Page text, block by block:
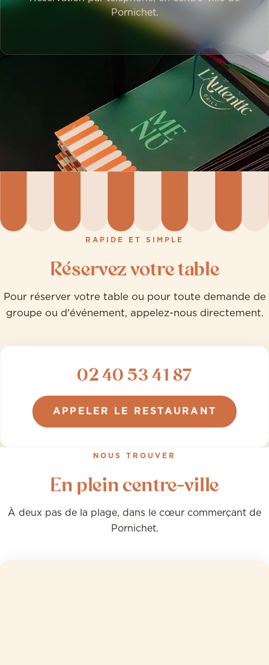
Pornichet.
RAPIDE ET SIMPLE
Réservez votre table
Pour réserver votre table ou pour toute demande de
groupe ou d'événement, appelez-nous directement.
02 40 53 41 87
APPELER LE RESTAURANT
NOUS TROUVER
En plein centre-ville
À deux pas de la plage, dans le cœur commerçant de
Pornichet.